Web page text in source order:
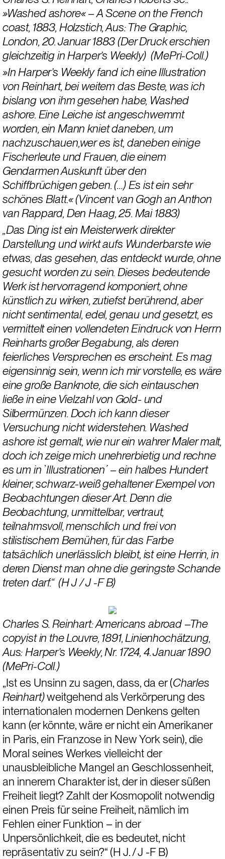
»Washed ashore« – A Scene on the French
coast, 1883, Holzstich, Aus: The Graphic,
London, 20. Januar 1883 (Der Druck erschien
gleichzeitig in Harper’s Weekly)  (MePri-Coll.)
»In Harper’s Weekly fand ich eine Illustration
von Reinhart, bei weitem das Beste, was ich
bislang von ihm gesehen habe, Washed
ashore. Eine Leiche ist angeschwemmt
worden, ein Mann kniet daneben, um
nachzuschauen,wer es ist, daneben einige
Fischerleute und Frauen, die einem
Gendarmen Auskunft über den
Schiffbrüchigen geben. (…) Es ist ein sehr
schönes Blatt.« (Vincent van Gogh an Anthon
van Rappard, Den Haag, 25. Mai 1883)
„Das Ding ist ein Meisterwerk direkter
Darstellung und wirkt aufs Wunderbarste wie
etwas, das gesehen, das entdeckt wurde, ohne
gesucht worden zu sein. Dieses bedeutende
Werk ist hervorragend komponiert, ohne
künstlich zu wirken, zutiefst berührend, aber
nicht sentimental, edel, genau und gesetzt, es
vermittelt einen vollendeten Eindruck von Herrn
Reinharts großer Begabung, als deren
feierliches Versprechen es erscheint. Es mag
eigensinnig sein, wenn ich mir vorstelle, es wäre
eine große Banknote, die sich eintauschen
ließe in eine Vielzahl von Gold- und
Silbermünzen. Doch ich kann dieser
Versuchung nicht widerstehen. Washed
ashore ist gemalt, wie nur ein wahrer Maler malt,
doch ich zeige mich unehrerbietig und rechne
es um in `Illustrationen´ – ein halbes Hundert
kleiner, schwarz-weiß gehaltener Exempel von
Beobachtungen dieser Art. Denn die
Beobachtung, unmittelbar, vertraut,
teilnahmsvoll, menschlich und frei von
stilistischem Bemühen, für das Farbe
tatsächlich unerlässlich bleibt, ist eine Herrin, in
deren Dienst man ohne die geringste Schande
treten darf.“  (H J / J -F B)
Charles S. Reinhart: Americans abroad –The
copyist in the Louvre, 1891, Linienhochätzung,
Aus: Harper’s Weekly, Nr. 1724, 4. Januar 1890
(MePri-Coll.)
„Ist es Unsinn zu sagen, dass, da er (Charles
Reinhart) weitgehend als Verkörperung des
internationalen modernen Denkens gelten
kann (er könnte, wäre er nicht ein Amerikaner
in Paris, ein Franzose in New York sein), die
Moral seines Werkes vielleicht der
unausbleibliche Mangel an Geschlossenheit,
an innerem Charakter ist, der in dieser süßen
Freiheit liegt? Zahlt der Kosmopolit notwendig
einen Preis für seine Freiheit, nämlich im
Fehlen einer Funktion – in der
Unpersönlichkeit, die es bedeutet, nicht
repräsentativ zu sein?“ (H J. / J -F B)